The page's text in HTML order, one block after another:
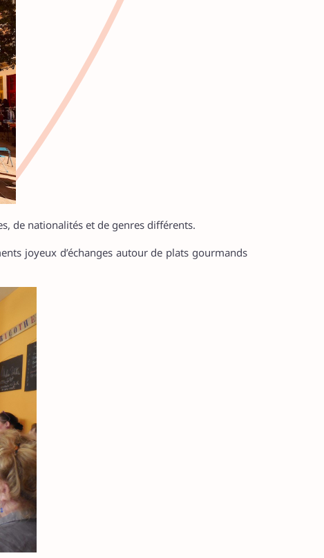
de nationalités et de genres différents.
joyeux d’échanges autour de plats gourmands